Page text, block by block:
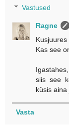
Vastused
Ragne
Kas see
siis see
küsis aina
Vasta